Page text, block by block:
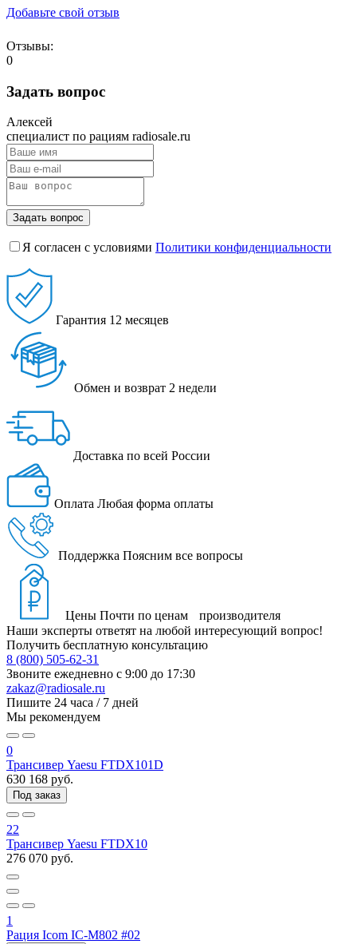
Добавьте свой отзыв
Отзывы:
0
Задать вопрос
Алексей
специалист по рациям radiosale.ru
Задать вопрос
Я согласен с условиями Политики конфиденциальности
Гарантия 12 месяцев
Обмен и возврат 2 недели
Доставка по всей России
Оплата Любая форма оплаты
Поддержка Поясним все вопросы
Цены Почти по ценам производителя
Наши эксперты ответят на любой интересующий вопрос!
Получить бесплатную консультацию
8 (800) 505-62-31
Звоните ежедневно с 9:00 до 17:30
zakaz@radiosale.ru
Пишите 24 часа / 7 дней
Мы рекомендуем
0
Трансивер Yaesu FTDX101D
630 168 руб.
Под заказ
22
Трансивер Yaesu FTDX10
276 070 руб.
1
Рация Icom IC-M802 #02